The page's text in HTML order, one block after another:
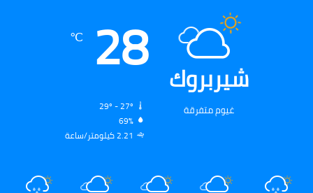
شيربروك
غيوم متفرقة
28
℃
69%
2.21 كيلومتر/ساعة